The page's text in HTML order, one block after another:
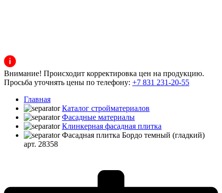
Внимание! Происходит корректировка цен на продукцию.
Просьба уточнять цены по телефону: +7 831 231-20-55
Главная
Каталог стройматериалов
Фасадные материалы
Клинкерная фасадная плитка
Фасадная плитка Бордо темный (гладкий)
арт. 28358